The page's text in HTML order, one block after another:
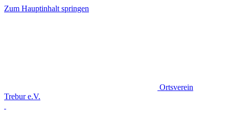
Zum Hauptinhalt springen
Ortsverein
Trebur e.V.